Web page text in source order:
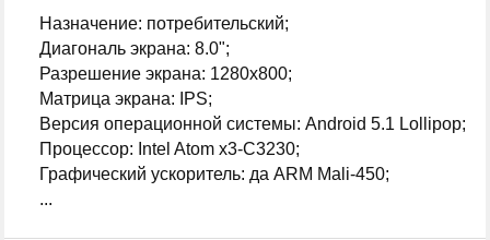
Назначение: потребительский;
Диагональ экрана: 8.0";
Разрешение экрана: 1280x800;
Матрица экрана: IPS;
Версия операционной системы: Android 5.1 Lollipop;
Процессор: Intel Atom x3-C3230;
Графический ускоритель: да ARM Mali-450;
...